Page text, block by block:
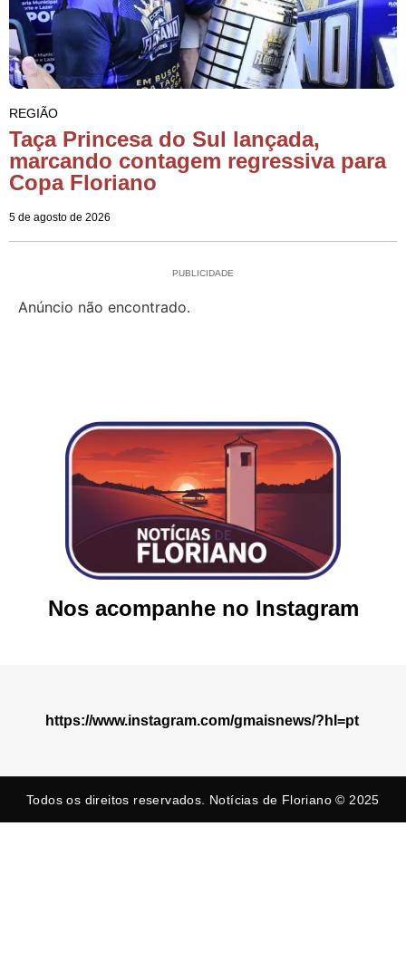
REGIÃO
Taça Princesa do Sul lançada,
marcando contagem regressiva para
Copa Floriano
5 de agosto de 2026
PUBLICIDADE
Anúncio não encontrado.
Nos acompanhe no Instagram
https://www.instagram.com/gmaisnews/?hl=pt
Todos os direitos reservados. Notícias de Floriano © 2025